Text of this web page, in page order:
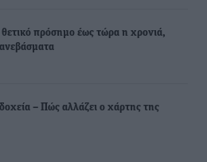
πρόσημο έως τώρα η χρονιά,
– Πώς αλλάζει ο χάρτης της